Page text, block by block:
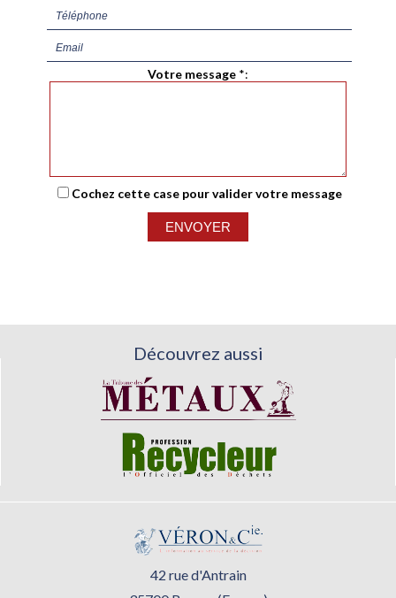
Votre message *:
Cochez cette case pour valider votre message
Découvrez aussi
42 rue d'Antrain